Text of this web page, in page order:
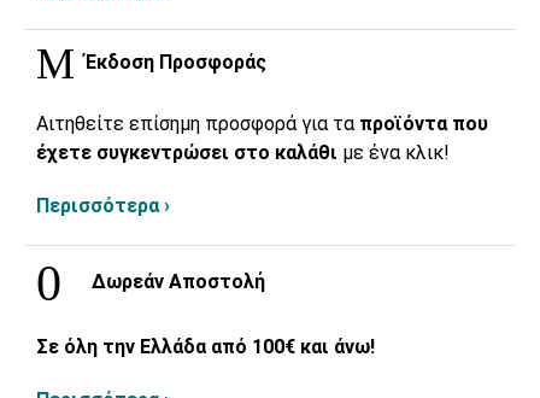
Έκδοση Προσφοράς
Αιτηθείτε επίσημη προσφορά για τα προϊόντα που
έχετε συγκεντρώσει στο καλάθι με ένα κλικ!
Περισσότερα ›
Δωρεάν Αποστολή
Σε όλη την Ελλάδα από 100€ και άνω!